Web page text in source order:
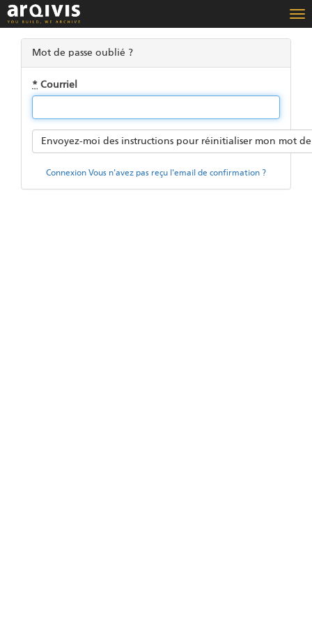
la
Mot de passe oublié ?
* Courriel
Envoyez-moi des instructions pour réinitialiser mon mot de
Connexion Vous n'avez pas reçu l'email de confirmation ?